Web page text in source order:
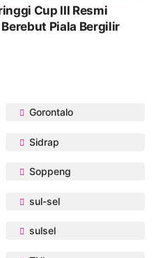
Cup III Resmi
Piala Bergilir
Gorontalo
Sidrap
Soppeng
sul-sel
sulsel